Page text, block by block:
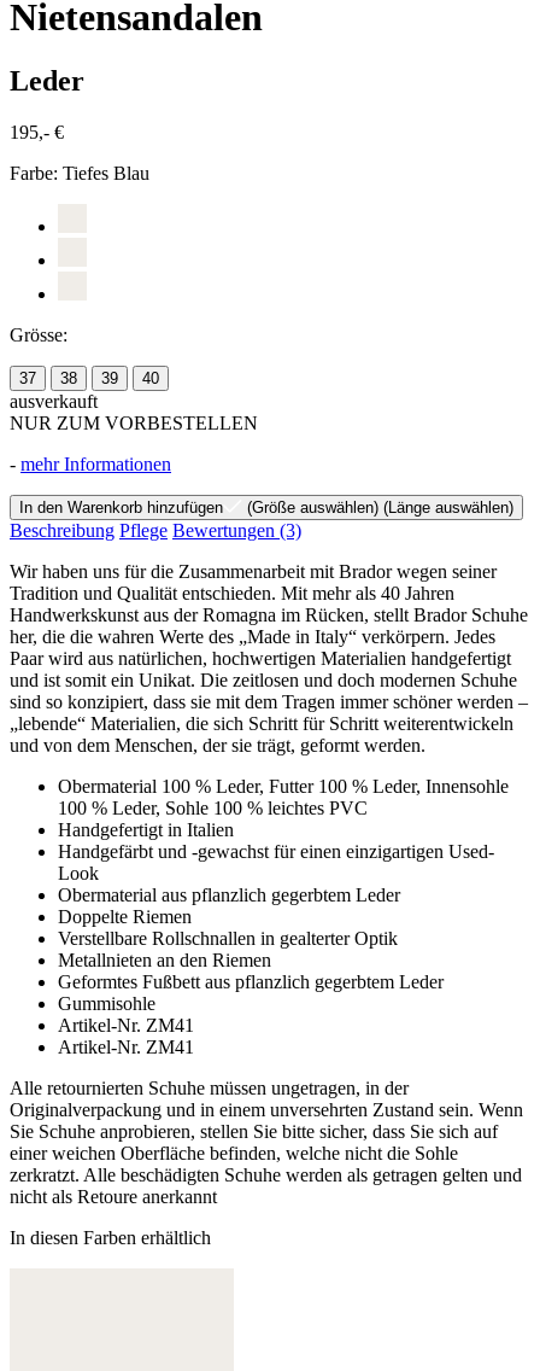
Nietensandalen
Leder
195,- €
Farbe: Tiefes Blau
Grösse:
37 38 39 40
ausverkauft
NUR ZUM VORBESTELLEN
- mehr Informationen
In den Warenkorb hinzufügen (Größe auswählen) (Länge auswählen)
Beschreibung Pflege Bewertungen (3)
Wir haben uns für die Zusammenarbeit mit Brador wegen seiner
Tradition und Qualität entschieden. Mit mehr als 40 Jahren
Handwerkskunst aus der Romagna im Rücken, stellt Brador Schuhe
her, die die wahren Werte des „Made in Italy“ verkörpern. Jedes
Paar wird aus natürlichen, hochwertigen Materialien handgefertigt
und ist somit ein Unikat. Die zeitlosen und doch modernen Schuhe
sind so konzipiert, dass sie mit dem Tragen immer schöner werden –
„lebende“ Materialien, die sich Schritt für Schritt weiterentwickeln
und von dem Menschen, der sie trägt, geformt werden.
Obermaterial 100 % Leder, Futter 100 % Leder, Innensohle
100 % Leder, Sohle 100 % leichtes PVC
Handgefertigt in Italien
Handgefärbt und -gewachst für einen einzigartigen Used-
Look
Obermaterial aus pflanzlich gegerbtem Leder
Doppelte Riemen
Verstellbare Rollschnallen in gealterter Optik
Metallnieten an den Riemen
Geformtes Fußbett aus pflanzlich gegerbtem Leder
Gummisohle
Artikel-Nr. ZM41
Artikel-Nr. ZM41
Alle retournierten Schuhe müssen ungetragen, in der
Originalverpackung und in einem unversehrten Zustand sein. Wenn
Sie Schuhe anprobieren, stellen Sie bitte sicher, dass Sie sich auf
einer weichen Oberfläche befinden, welche nicht die Sohle
zerkratzt. Alle beschädigten Schuhe werden als getragen gelten und
nicht als Retoure anerkannt
In diesen Farben erhältlich